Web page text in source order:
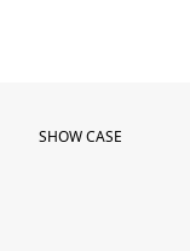
SHOW CASE